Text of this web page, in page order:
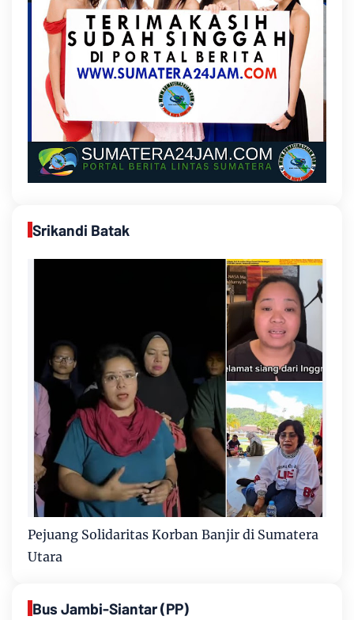
Srikandi Batak
Pejuang Solidaritas Korban Banjir di Sumatera
Utara
Bus Jambi-Siantar (PP)